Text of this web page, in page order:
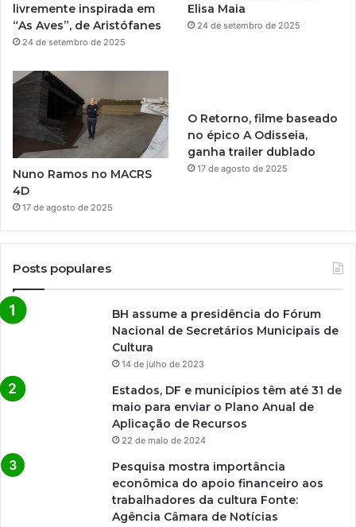
livremente inspirada em
“As Aves”, de Aristófanes
24 de setembro de 2025
Elisa Maia
24 de setembro de 2025
Nuno Ramos no MACRS
4D
17 de agosto de 2025
O Retorno, filme baseado
no épico A Odisseia,
ganha trailer dublado
17 de agosto de 2025
Posts populares
BH assume a presidência do Fórum
Nacional de Secretários Municipais de
Cultura
14 de julho de 2023
Estados, DF e municípios têm até 31 de
maio para enviar o Plano Anual de
Aplicação de Recursos
22 de maio de 2024
Pesquisa mostra importância
econômica do apoio financeiro aos
trabalhadores da cultura Fonte:
Agência Câmara de Notícias